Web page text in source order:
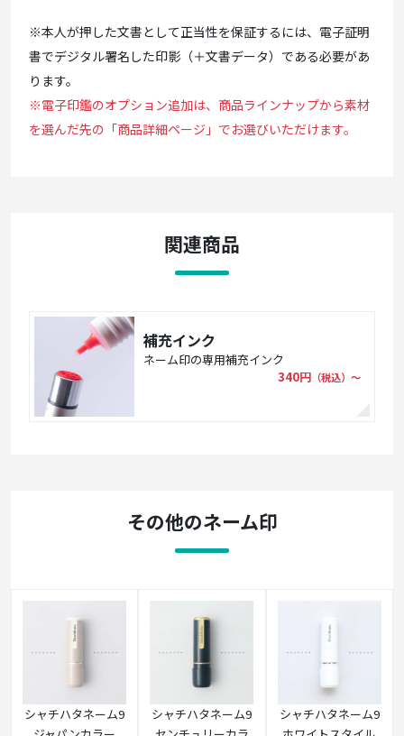
※本人が押した文書として正当性を保証するには、電子証明
書でデジタル署名した印影（＋文書データ）である必要があ
ります。
※電子印鑑のオプション追加は、商品ラインナップから素材
を選んだ先の「商品詳細ページ」でお選びいただけます。
関連商品
補充インク
ネーム印の専用補充インク
340円 （税込）〜
その他のネーム印
シャチハタネーム9
シャチハタネーム9
シャチハタネーム9